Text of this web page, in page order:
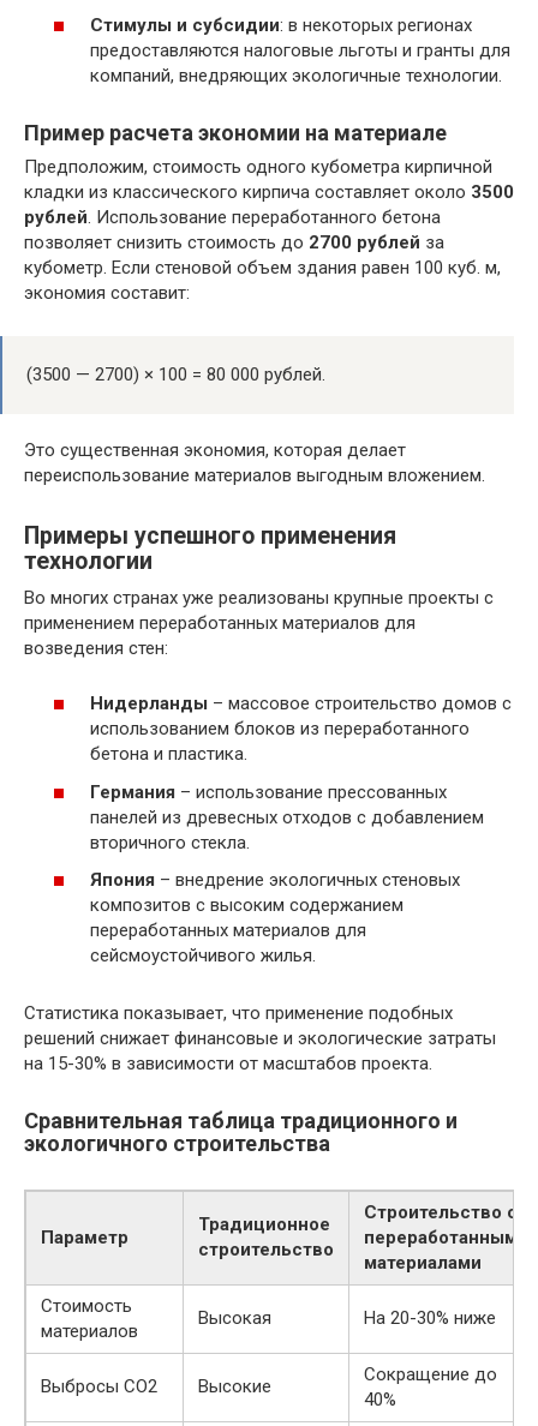
Стимулы и субсидии: в некоторых регионах
предоставляются налоговые льготы и гранты для
компаний, внедряющих экологичные технологии.
Пример расчета экономии на материале
Предположим, стоимость одного кубометра кирпичной
кладки из классического кирпича составляет около 3500
рублей. Использование переработанного бетона
позволяет снизить стоимость до 2700 рублей за
кубометр. Если стеновой объем здания равен 100 куб. м,
экономия составит:
(3500 — 2700) × 100 = 80 000 рублей.
Это существенная экономия, которая делает
переиспользование материалов выгодным вложением.
Примеры успешного применения
технологии
Во многих странах уже реализованы крупные проекты с
применением переработанных материалов для
возведения стен:
Нидерланды – массовое строительство домов с
использованием блоков из переработанного
бетона и пластика.
Германия – использование прессованных
панелей из древесных отходов с добавлением
вторичного стекла.
Япония – внедрение экологичных стеновых
композитов с высоким содержанием
переработанных материалов для
сейсмоустойчивого жилья.
Статистика показывает, что применение подобных
решений снижает финансовые и экологические затраты
на 15-30% в зависимости от масштабов проекта.
Сравнительная таблица традиционного и
экологичного строительства
Параметр
Традиционное
строительство
Строительство с
переработанными
материалами
Стоимость
материалов
Высокая На 20-30% ниже
Выбросы CO2 Высокие
Сокращение до
40%